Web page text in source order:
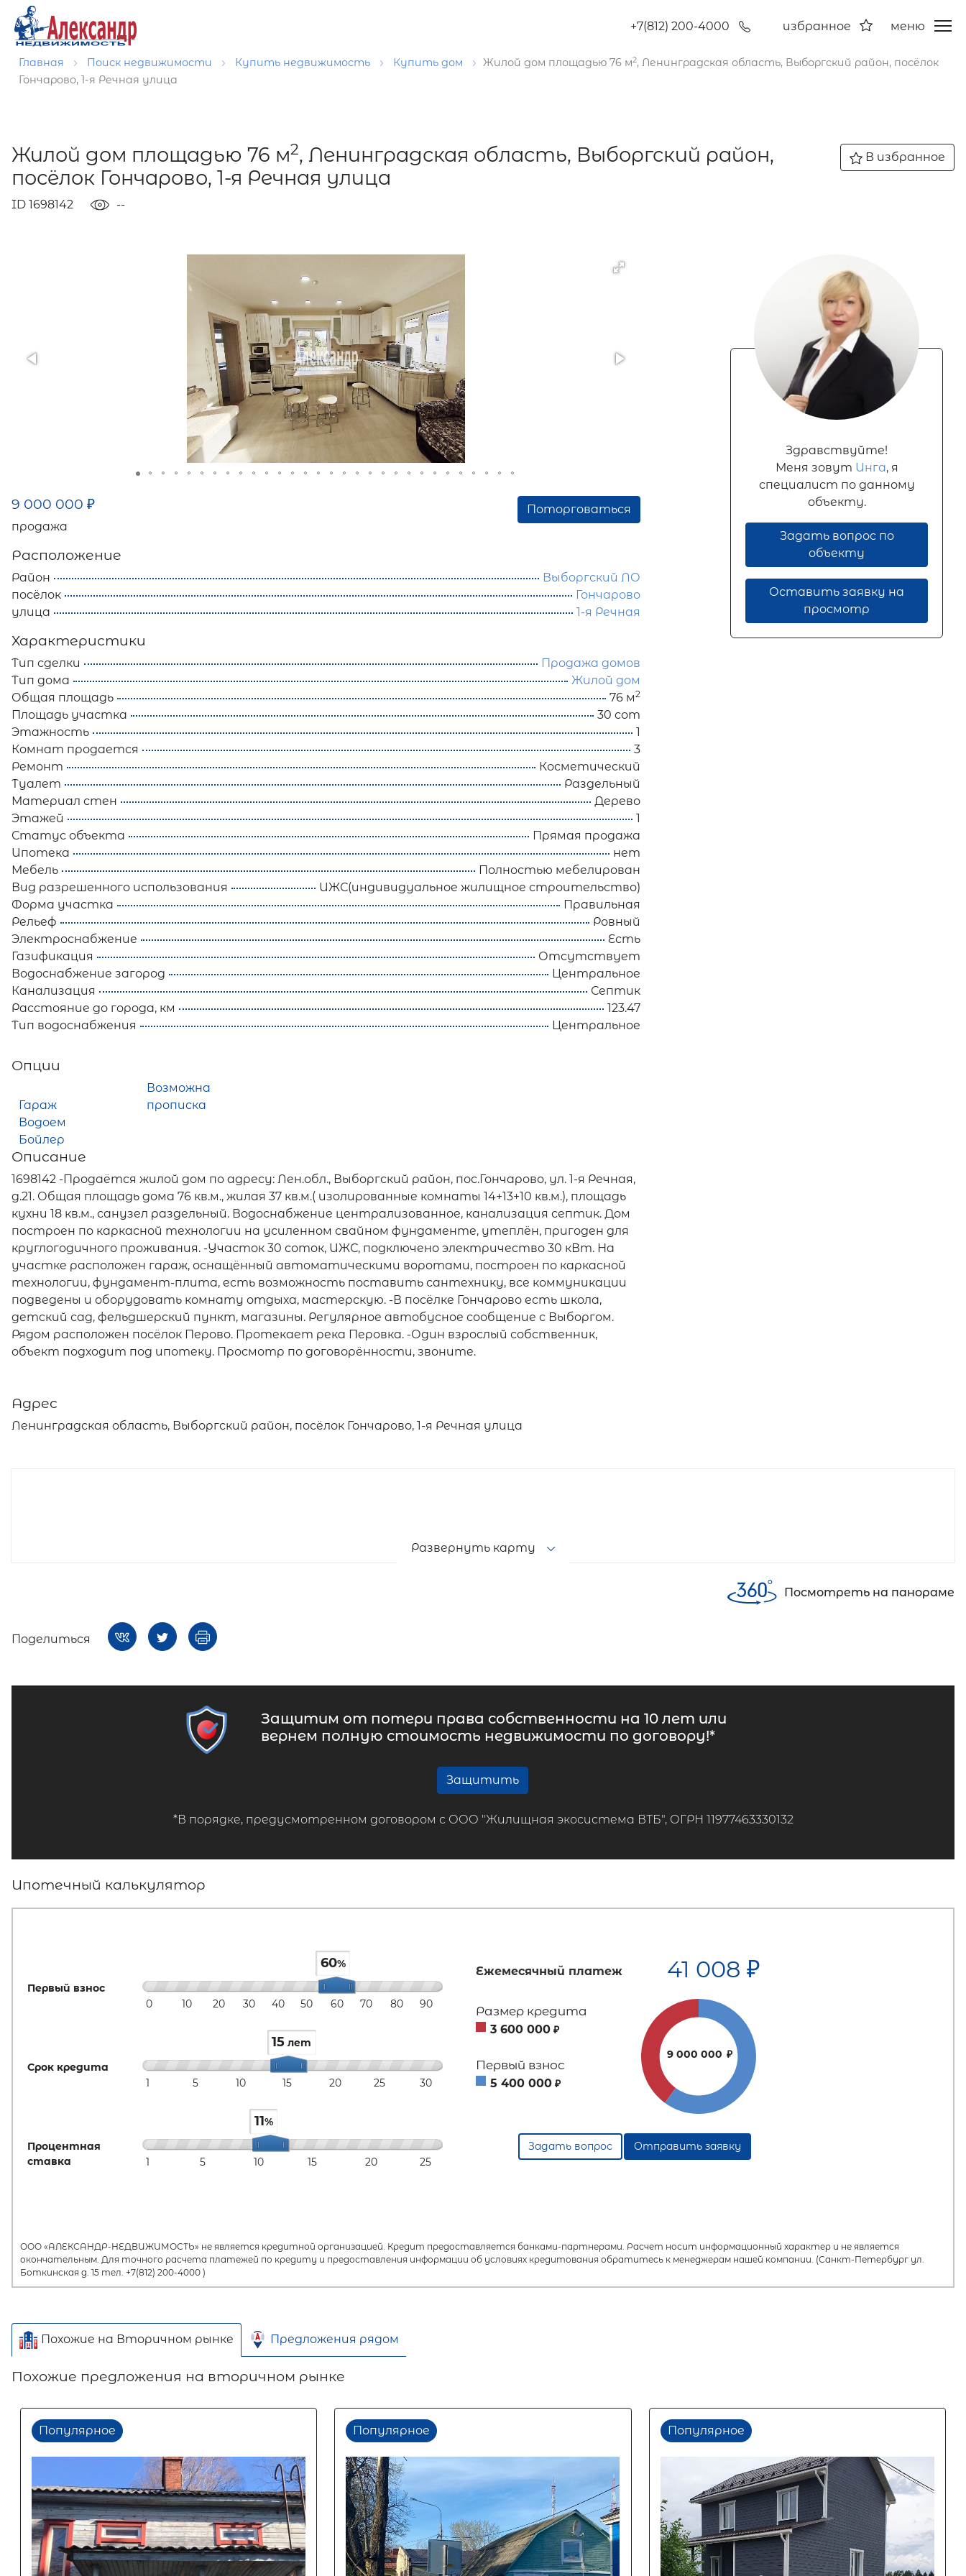
+7(812) 200-4000 избранное меню
Главная Поиск недвижимости Купить недвижимость Купить дом Жилой дом площадью 76 м2, Ленинградская область, Выборгский район, посёлок
Гончарово, 1-я Речная улица
Жилой дом площадью 76 м2, Ленинградская область, Выборгский район,
посёлок Гончарово, 1-я Речная улица
ID 1698142 --
В избранное
9 000 000 ₽
продажа
Поторговаться
Расположение
Район
Выборгский ЛО
посёлок
Гончарово
улица
1-я Речная
Характеристики
Тип сделки
Продажа домов
Тип дома
Жилой дом
Общая площадь
76 м2
Площадь участка
30 сот
Этажность
1
Комнат продается
3
Ремонт
Косметический
Туалет
Раздельный
Материал стен
Дерево
Этажей
1
Статус объекта
Прямая продажа
Ипотека
нет
Мебель
Полностью мебелирован
Вид разрешенного использования
ИЖС(индивидуальное жилищное строительство)
Форма участка
Правильная
Рельеф
Ровный
Электроснабжение
Есть
Газификация
Отсутствует
Водоснабжение загород
Центральное
Канализация
Септик
Расстояние до города, км
123.47
Тип водоснабжения
Центральное
Опции
Гараж
Возможна
прописка
Водоем
Бойлер
Описание
1698142 -Продаётся жилой дом по адресу: Лен.обл., Выборгский район, пос.Гончарово, ул. 1-я Речная,
д.21. Общая площадь дома 76 кв.м., жилая 37 кв.м.( изолированные комнаты 14+13+10 кв.м.), площадь
кухни 18 кв.м., санузел раздельный. Водоснабжение централизованное, канализация септик. Дом
построен по каркасной технологии на усиленном свайном фундаменте, утеплён, пригоден для
круглогодичного проживания. -Участок 30 соток, ИЖС, подключено электричество 30 кВт. На
участке расположен гараж, оснащённый автоматическими воротами, построен по каркасной
технологии, фундамент-плита, есть возможность поставить сантехнику, все коммуникации
подведены и оборудовать комнату отдыха, мастерскую. -В посёлке Гончарово есть школа,
детский сад, фельдшерский пункт, магазины. Регулярное автобусное сообщение с Выборгом.
Рядом расположен посёлок Перово. Протекает река Перовка. -Один взрослый собственник,
объект подходит под ипотеку. Просмотр по договорённости, звоните.
Здравствуйте!
Меня зовут Инга, я
специалист по данному
объекту.
Задать вопрос по
объекту
Оставить заявку на
просмотр
Адрес
Ленинградская область, Выборгский район, посёлок Гончарово, 1-я Речная улица
Развернуть карту
Посмотреть на панораме
Поделиться
Защитим от потери права собственности на 10 лет или
вернем полную стоимость недвижимости по договору!*
Защитить
*В порядке, предусмотренном договором с ООО "Жилищная экосистема ВТБ", ОГРН 11977463330132
Ипотечный калькулятор
Первый взнос
60%
0 10 20 30 40 50 60 70 80 90
Срок кредита
15 лет
1 5 10 15 20 25 30
Процентная
ставка
11%
1 5 10 15 20 25
Ежемесячный платеж
Размер кредита
3 600 000 ₽
Первый взнос
5 400 000 ₽
41 008 ₽
9 000 000 ₽
Задать вопрос Отправить заявку
ООО «АЛЕКСАНДР-НЕДВИЖИМОСТЬ» не является кредитной организацией. Кредит предоставляется банками-партнерами. Расчет носит информационный характер и не является
окончательным. Для точного расчета платежей по кредиту и предоставления информации об условиях кредитования обратитесь к менеджерам нашей компании. (Санкт-Петербург ул.
Боткинская д. 15 тел. +7(812) 200-4000 )
Похожие на Вторичном рынке Предложения рядом
Похожие предложения на вторичном рынке
Популярное Популярное Популярное